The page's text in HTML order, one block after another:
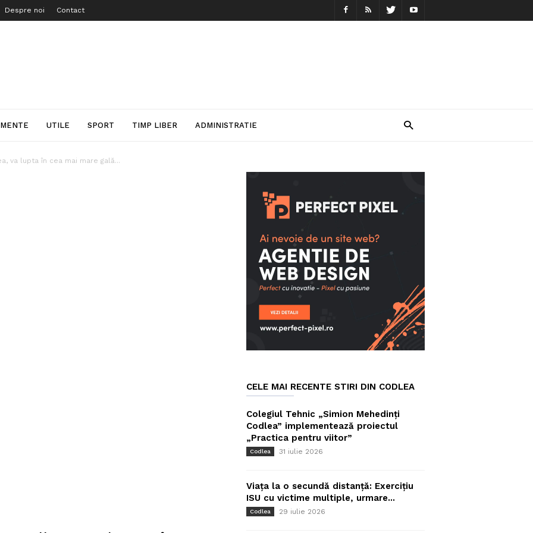
Despre noi Contact
UTILE SPORT TIMP LIBER ADMINISTRATIE
va lupta în cea mai mare gală...
CELE MAI RECENTE STIRI DIN CODLEA
Colegiul Tehnic „Simion Mehedinți
Codlea” implementează proiectul
„Practica pentru viitor”
Codlea 31 iulie 2026
Viața la o secundă distanță: Exercițiu
ISU cu victime multiple, urmare...
Codlea 29 iulie 2026